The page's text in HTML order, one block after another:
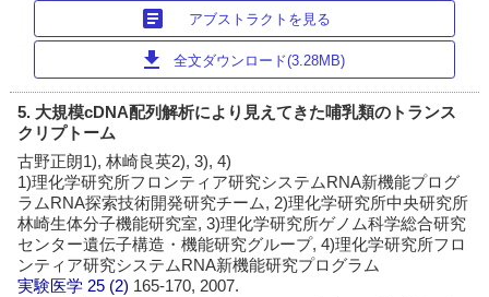
article アブストラクトを見る
download 全文ダウンロード(3.28MB)
5. 大規模cDNA配列解析により見えてきた哺乳類のトランス
クリプトーム
古野正朗1), 林崎良英2), 3), 4)
1)理化学研究所フロンティア研究システムRNA新機能プログ
ラムRNA探索技術開発研究チーム, 2)理化学研究所中央研究所
林崎生体分子機能研究室, 3)理化学研究所ゲノム科学総合研究
センター遺伝子構造・機能研究グループ, 4)理化学研究所フロ
ンティア研究システムRNA新機能研究プログラム
実験医学 25 (2) 165-170, 2007.